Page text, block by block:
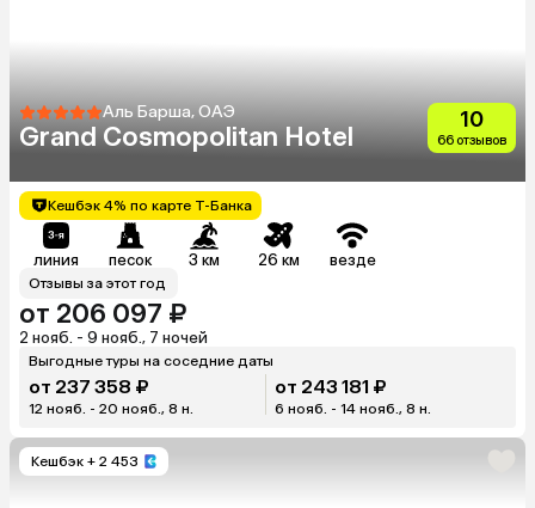
Аль Барша, ОАЭ
Grand Cosmopolitan Hotel
10
66 отзывов
Кешбэк 4% по карте Т-Банка
линия песок 3 км 26 км везде
Отзывы за этот год
от 206 097 ₽
2 нояб. - 9 нояб., 7 ночей
Выгодные туры на соседние даты
от 237 358 ₽
12 нояб. - 20 нояб., 8 н.
от 243 181 ₽
6 нояб. - 14 нояб., 8 н.
Кешбэк + 2 453